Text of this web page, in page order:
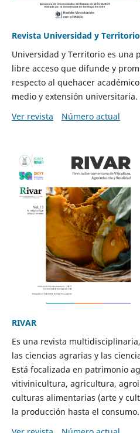
Revista Universidad y Territorio
Universidad y Territorio es una
libre acceso que difunde y
respecto al quehacer
medio y extensión universitaria.
Ver revista
Número actual
RIVAR
Es una revista
las ciencias agrarias y las
Está focalizada en patrimonio
vitivinicultura, agricultura,
culturas alimentarias (arte y
la producción hasta el consumo.